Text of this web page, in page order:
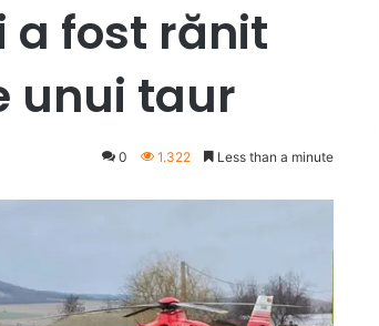
a fost rănit
unui taur
0 1.322 Less than a minute